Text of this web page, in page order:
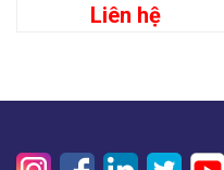
Liên hệ